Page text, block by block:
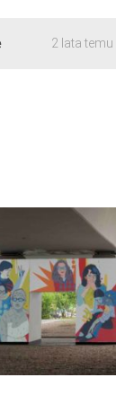
2 lata temu